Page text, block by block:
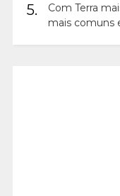
5.
Com Terra
mais comuns